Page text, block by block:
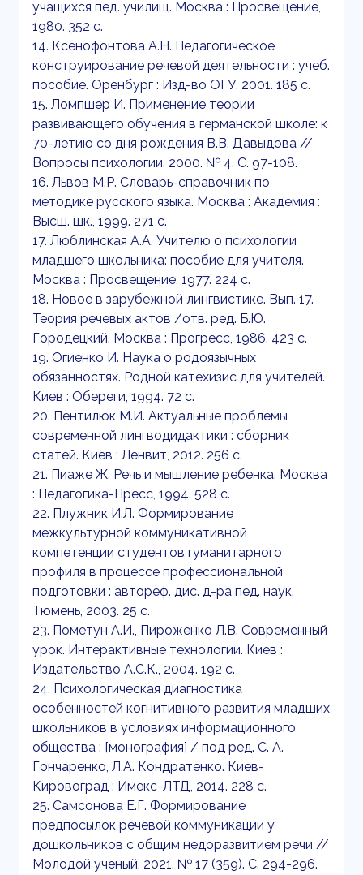
учащихся пед. училищ. Москва : Просвещение,
1980. 352 с.
14. Ксенофонтова А.Н. Педагогическое
конструирование речевой деятельности : учеб.
пособие. Оренбург : Изд-во ОГУ, 2001. 185 с.
15. Ломпшер И. Применение теории
развивающего обучения в германской школе: к
70-летию со дня рождения В.В. Давыдова //
Вопросы психологии. 2000. № 4. С. 97-108.
16. Львов М.Р. Словарь-справочник по
методике русского языка. Москва : Академия :
Высш. шк., 1999. 271 с.
17. Люблинская А.А. Учителю о психологии
младшего школьника: пособие для учителя.
Москва : Просвещение, 1977. 224 с.
18. Новое в зарубежной лингвистике. Вып. 17.
Теория речевых актов /отв. ред. Б.Ю.
Городецкий. Москва : Прогресс, 1986. 423 c.
19. Огиенко И. Наука о родоязычных
обязанностях. Родной катехизис для учителей.
Киев : Обереги, 1994. 72 с.
20. Пентилюк М.И. Актуальные проблемы
современной лингводидактики : сборник
статей. Киев : Ленвит, 2012. 256 с.
21. Пиаже Ж. Речь и мышление ребенка. Москва
: Педагогика-Пресс, 1994. 528 с.
22. Плужник И.Л. Формирование
межкультурной коммуникативной
компетенции студентов гуманитарного
профиля в процессе профессиональной
подготовки : автореф. дис. д-ра пед. наук.
Тюмень, 2003. 25 с.
23. Пометун А.И., Пироженко Л.В. Современный
урок. Интерактивные технологии. Киев :
Издательство А.С.К., 2004. 192 с.
24. Психологическая диагностика
особенностей когнитивного развития младших
школьников в условиях информационного
общества : [монография] / под ред. С. А.
Гончаренко, Л.А. Кондратенко. Киев-
Кировоград : Имекс-ЛТД, 2014. 228 с.
25. Самсонова Е.Г. Формирование
предпосылок речевой коммуникации у
дошкольников с общим недоразвитием речи //
Молодой ученый. 2021. № 17 (359). С. 294-296.